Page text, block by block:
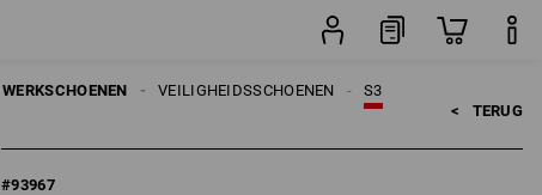
WERKSCHOENEN S3
VEILIGHEIDSSCHOENEN
< TERUG
#93967